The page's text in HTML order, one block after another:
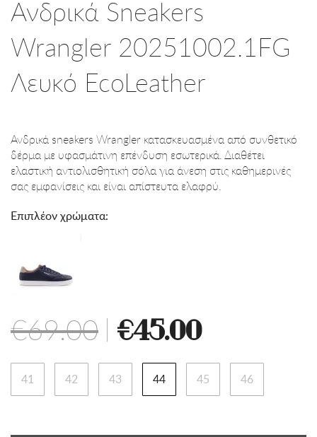
Ανδρικά Sneakers
Wrangler 20251002.1FG
Λευκό EcoLeather
Ανδρικά sneakers Wrangler κατασκευασμένα από συνθετικό
δέρμα με υφασμάτινη επένδυση εσωτερικά. Διαθέτει
ελαστική αντιολισθητική σόλα για άνεση στις καθημερινές
σας εμφανίσεις και είναι απίστευτα ελαφρύ.
Επιπλέον χρώματα:
€69.00 €45.00
41 42 43 44 45 46